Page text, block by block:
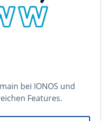
bei IONOS und
Features.